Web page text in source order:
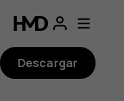
Descargar